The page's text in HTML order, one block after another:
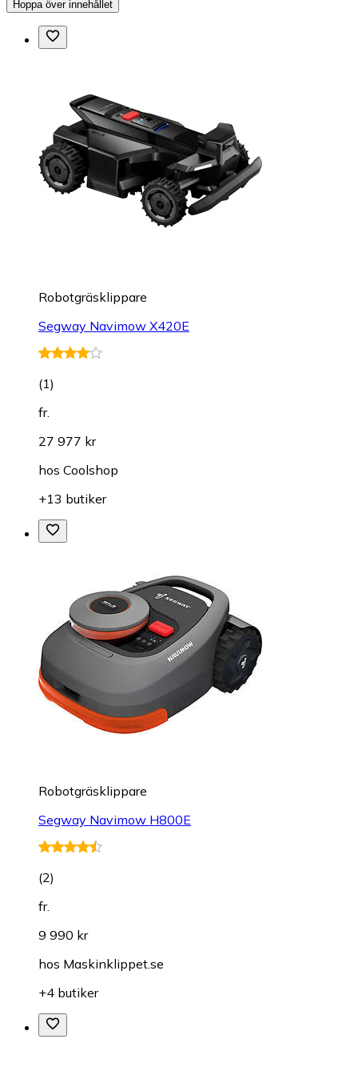
Hoppa över innehållet
Robotgräsklippare
Segway Navimow X420E
(1)
fr.
27 977 kr
hos Coolshop
+13 butiker
Robotgräsklippare
Segway Navimow H800E
(2)
fr.
9 990 kr
hos Maskinklippet.se
+4 butiker